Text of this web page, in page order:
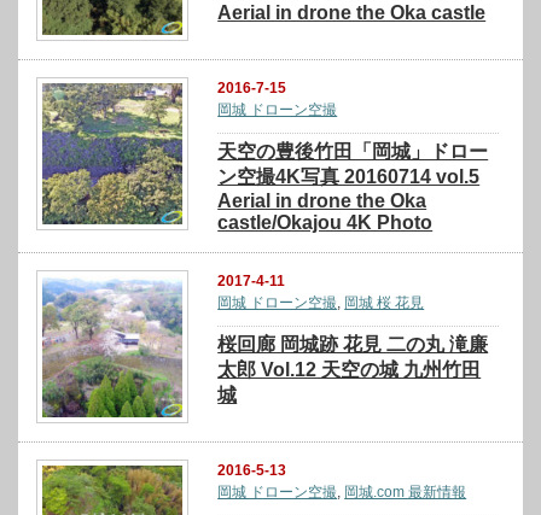
Aerial in drone the Oka castle
2016-7-15
岡城 ドローン空撮
天空の豊後竹田「岡城」ドロー
ン空撮4K写真 20160714 vol.5
Aerial in drone the Oka
castle/Okajou 4K Photo
2017-4-11
岡城 ドローン空撮, 岡城 桜 花見
桜回廊 岡城跡 花見 二の丸 滝廉
太郎 Vol.12 天空の城 九州竹田
城
2016-5-13
岡城 ドローン空撮 岡城.com 最新情報